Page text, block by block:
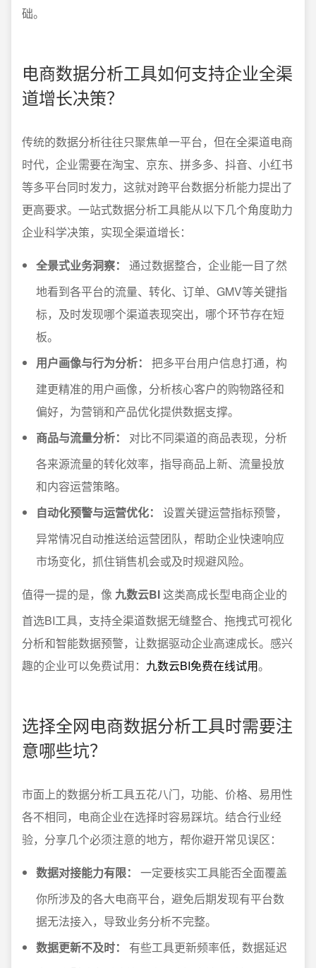
础。
电商数据分析工具如何支持企业全渠
道增长决策？
传统的数据分析往往只聚焦单一平台，但在全渠道电商
时代，企业需要在淘宝、京东、拼多多、抖音、小红书
等多平台同时发力，这就对跨平台数据分析能力提出了
更高要求。一站式数据分析工具能从以下几个角度助力
企业科学决策，实现全渠道增长：
全景式业务洞察：
通过数据整合，企业能一目了然
地看到各平台的流量、转化、订单、GMV等关键指
标，及时发现哪个渠道表现突出，哪个环节存在短
板。
用户画像与行为分析：
把多平台用户信息打通，构
建更精准的用户画像，分析核心客户的购物路径和
偏好，为营销和产品优化提供数据支撑。
商品与流量分析：
对比不同渠道的商品表现，分析
各来源流量的转化效率，指导商品上新、流量投放
和内容运营策略。
自动化预警与运营优化：
设置关键运营指标预警，
异常情况自动推送给运营团队，帮助企业快速响应
市场变化，抓住销售机会或及时规避风险。
值得一提的是，像 九数云BI这类高成长型电商企业的
首选BI工具，支持全渠道数据无缝整合、拖拽式可视化
分析和智能数据预警，让数据驱动企业高速成长。感兴
趣的企业可以免费试用： 九数云BI免费在线试用。
选择全网电商数据分析工具时需要注
意哪些坑？
市面上的数据分析工具五花八门，功能、价格、易用性
各不相同，电商企业在选择时容易踩坑。结合行业经
验，分享几个必须注意的地方，帮你避开常见误区：
数据对接能力有限：
一定要核实工具能否全面覆盖
你所涉及的各大电商平台，避免后期发现有平台数
据无法接入，导致业务分析不完整。
数据更新不及时：
有些工具更新频率低，数据延迟